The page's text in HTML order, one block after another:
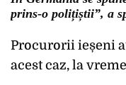
prins-o polițiștii”, a
Procurorii ieșeni
acest caz, la